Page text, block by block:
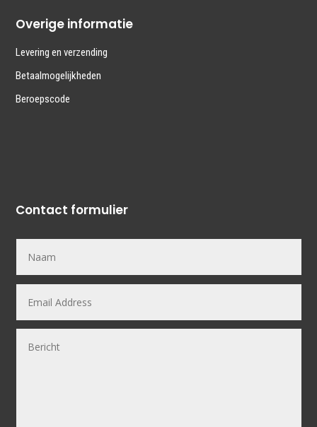
Overige informatie
Levering en verzending
Betaalmogelijkheden
Beroepscode
Contact formulier